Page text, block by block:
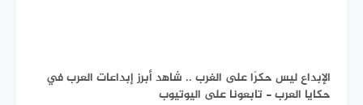
الإبداع ليس حكرًا على الغرب .. شاهد أبرز إبداعات العرب في
حكايا العرب - تابعونا على اليوتيوب